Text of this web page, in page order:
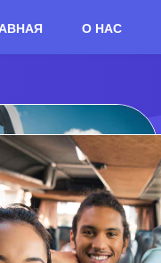
О НАС